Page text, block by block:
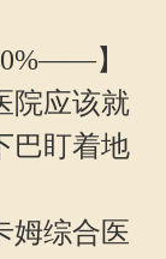
】
院应该就
巴盯着地
姆综合医